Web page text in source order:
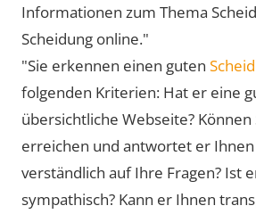
Informationen zum Thema
Scheidung online."
"Sie erkennen einen guten
folgenden Kriterien: Hat er eine
übersichtliche Webseite? Können
erreichen und antwortet er
verständlich auf Ihre Fragen? Ist
sympathisch? Kann er Ihnen